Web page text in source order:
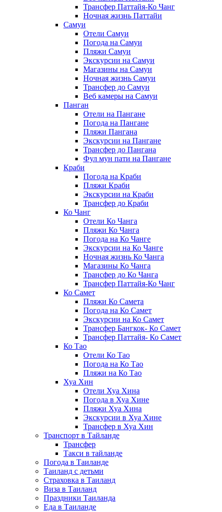
Трансфер Паттайя-Ко Чанг
Ночная жизнь Паттайи
Самуи
Отели Самуи
Погода на Самуи
Пляжи Самуи
Экскурсии на Самуи
Магазины на Самуи
Ночная жизнь Самуи
Трансфер до Самуи
Веб камеры на Самуи
Панган
Отели на Пангане
Погода на Пангане
Пляжи Пангана
Экскурсии на Пангане
Трансфер до Пангана
Фул мун пати на Пангане
Краби
Погода на Краби
Пляжи Краби
Экскурсии на Краби
Трансфер до Краби
Ко Чанг
Отели Ко Чанга
Пляжи Ко Чанга
Погода на Ко Чанге
Экскурсии на Ко Чанге
Ночная жизнь Ко Чанга
Магазины Ко Чанга
Трансфер до Ко Чанга
Трансфер Паттайя-Ко Чанг
Ко Самет
Пляжи Ко Самета
Погода на Ко Самет
Экскурсии на Ко Самет
Трансфер Бангкок- Ко Самет
Трансфер Паттайя- Ко Самет
Ко Тао
Отели Ко Тао
Погода на Ко Тао
Пляжи на Ко Тао
Хуа Хин
Отели Хуа Хина
Погода в Хуа Хине
Пляжи Хуа Хина
Экскурсии в Хуа Хине
Трансфер в Хуа Хин
Транспорт в Тайланде
Трансфер
Такси в тайланде
Погода в Таиланде
Таиланд с детьми
Страховка в Таиланд
Виза в Таиланд
Праздники Таиланда
Еда в Таиланде